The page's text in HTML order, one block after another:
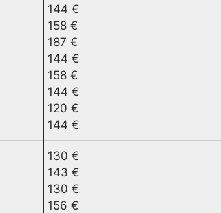
144 €
158 €
187 €
144 €
158 €
144 €
120 €
144 €
130 €
143 €
130 €
156 €